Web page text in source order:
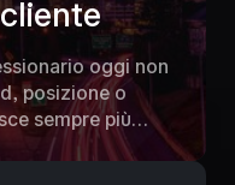
oggi non
posizione o
sempre più
direttamente: